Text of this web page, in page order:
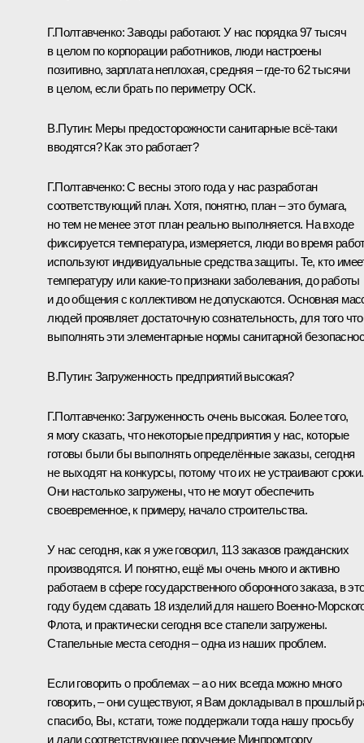
Г.Полтавченко: Заводы работают. У нас порядка 97 тысяч
в целом по корпорации работников, люди настроены
позитивно, зарплата неплохая, средняя – где-то 62 тысячи
в целом, если брать по периметру ОСК.
В.Путин: Меры предосторожности санитарные всё-таки
вводятся? Как это работает?
Г.Полтавченко: С весны этого года у нас разработан
соответствующий план. Хотя, понятно, план – это бумага,
но тем не менее этот план реально выполняется. На входе
фиксируется температура, измеряется, люди во время
используют индивидуальные средства защиты. Те, кто
температуру или какие-то признаки заболевания, до работы
и до общения с коллективом не допускаются. Основная
людей проявляет достаточную сознательность, для того
выполнять эти элементарные нормы санитарной
В.Путин: Загруженность предприятий высокая?
Г.Полтавченко: Загруженность очень высокая. Более того,
я могу сказать, что некоторые предприятия у нас, которые
готовы были бы выполнять определённые заказы, сегодня
не выходят на конкурсы, потому что их не устраивают сроки.
Они настолько загружены, что не могут обеспечить
своевременное, к примеру, начало строительства.
У нас сегодня, как я уже говорил, 113 заказов гражданских
производятся. И понятно, ещё мы очень много и активно
работаем в сфере государственного оборонного заказа, в
году будем сдавать 18 изделий для нашего Военно-
Флота, и практически сегодня все стапели загружены.
Стапельные места сегодня – одна из наших проблем.
Если говорить о проблемах – а о них всегда можно много
говорить, – они существуют, я Вам докладывал в прошлый
спасибо, Вы, кстати, тоже поддержали тогда нашу просьбу
и дали соответствующее поручение Минпромторгу